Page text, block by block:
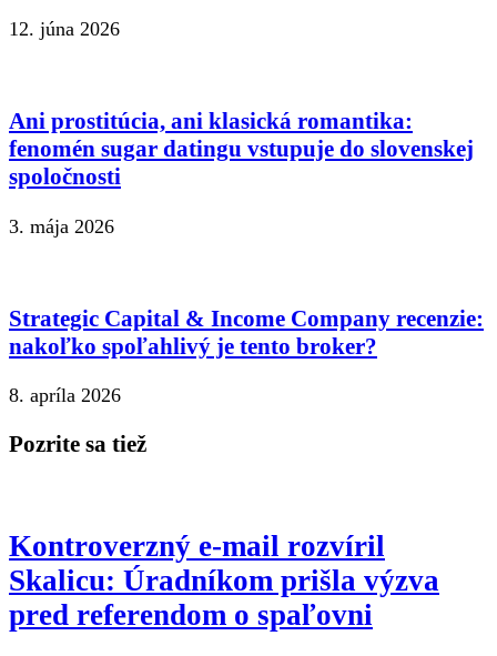
12. júna 2026
Ani prostitúcia, ani klasická romantika:
fenomén sugar datingu vstupuje do slovenskej
spoločnosti
3. mája 2026
Strategic Capital & Income Company recenzie:
nakoľko spoľahlivý je tento broker?
8. apríla 2026
Pozrite sa tiež
Kontroverzný e-mail rozvíril
Skalicu: Úradníkom prišla výzva
pred referendom o spaľovni